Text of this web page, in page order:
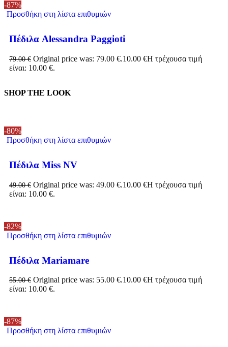
-87%
Προσθήκη στη λίστα επιθυμιών
Πέδιλα Alessandra Paggioti
79.00€ Original price was: 79.00 €.10.00 €Η τρέχουσα τιμή
είναι: 10.00 €.
SHOP THE LOOK
-80%
Προσθήκη στη λίστα επιθυμιών
Πέδιλα Miss NV
49.00€ Original price was: 49.00 €.10.00 €Η τρέχουσα τιμή
είναι: 10.00 €.
-82%
Προσθήκη στη λίστα επιθυμιών
Πέδιλα Mariamare
55.00€ Original price was: 55.00 €.10.00 €Η τρέχουσα τιμή
είναι: 10.00 €.
-87%
Προσθήκη στη λίστα επιθυμιών